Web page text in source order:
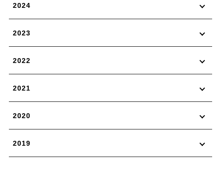
2024
2023
2022
2021
2020
2019